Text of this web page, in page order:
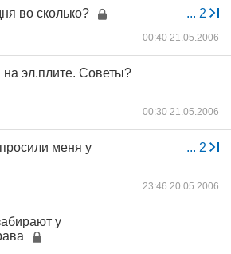
... 2
во сколько?
00:40 21.05.2006
эл.плите. Советы?
00:30 21.05.2006
... 2
меня у
23:46 20.05.2006
у